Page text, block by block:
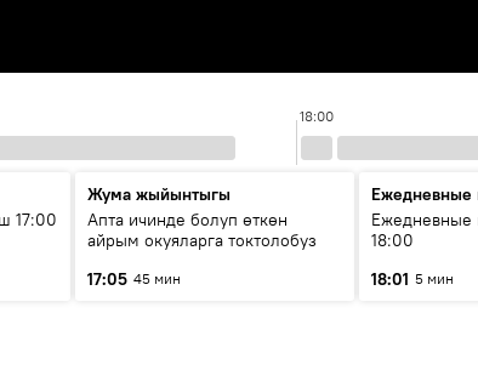
18:00
17:00
Жума жыйынтыгы
Апта ичинде болуп өткөн
айрым окуяларга токтолобуз
17:05 45 мин
Ежедневные
Ежедневные
18:00
18:01 5 мин